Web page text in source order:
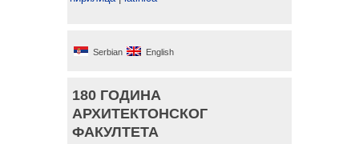
Serbian English
180 ГОДИНА
АРХИТЕКТОНСКОГ
ФАКУЛТЕТА